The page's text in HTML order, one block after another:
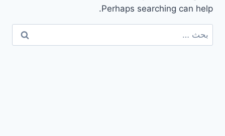
Perhaps searching can help.
عن: